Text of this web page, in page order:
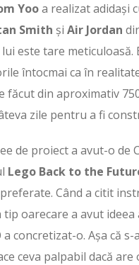
Yooa realizat adidași
Smith și Air Jordan
este tare meticuloasă.
întocmai ca în
făcut din aproximativ
zile pentru a fi
de proiect a avut-o de
Lego Back to the
Când a citit
tip oarecare a avut ideea
a concretizat-o. Așa că
ceva palpabil dacă are